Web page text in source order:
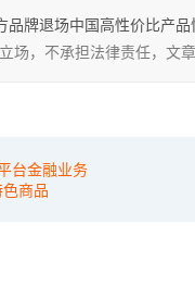
牌退场中国高性价比产品
，不承担法律责任，文
台金融业务
商品